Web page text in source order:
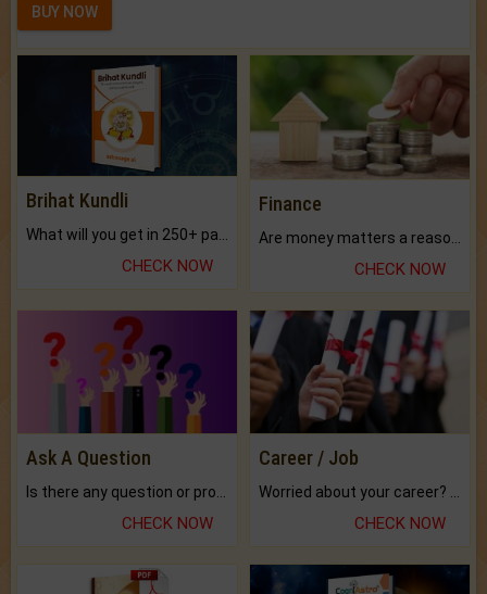
BUY NOW
Brihat Kundli
CHECK NOW
Finance
CHECK NOW
Ask A Question
CHECK NOW
Career / Job
CHECK NOW